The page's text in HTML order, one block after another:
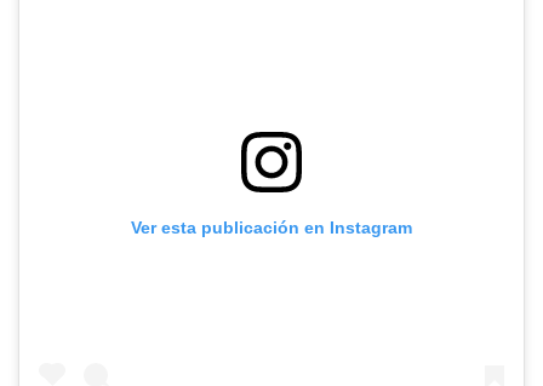
Ver esta publicación en Instagram